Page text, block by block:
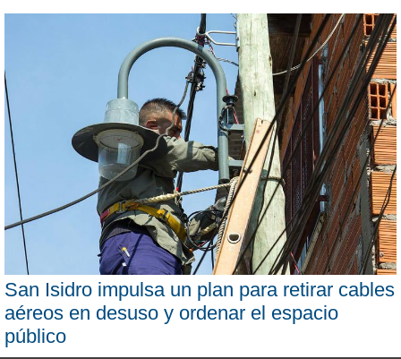
San Isidro impulsa un plan para retirar cables
aéreos en desuso y ordenar el espacio
público